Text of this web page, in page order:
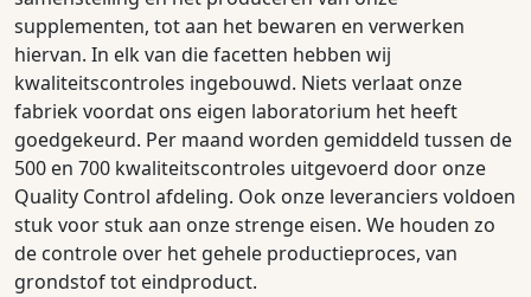
supplementen, tot aan het bewaren en verwerken
hiervan. In elk van die facetten hebben wij
kwaliteitscontroles ingebouwd. Niets verlaat onze
fabriek voordat ons eigen laboratorium het heeft
goedgekeurd. Per maand worden gemiddeld tussen de
500 en 700 kwaliteitscontroles uitgevoerd door onze
Quality Control afdeling. Ook onze leveranciers voldoen
stuk voor stuk aan onze strenge eisen. We houden zo
de controle over het gehele productieproces, van
grondstof tot eindproduct.